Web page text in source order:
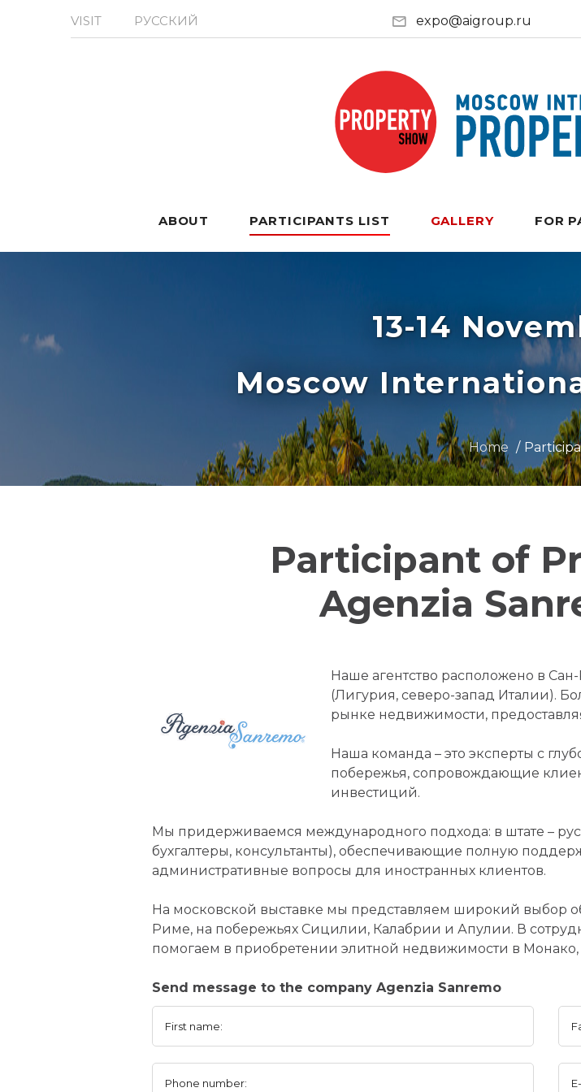
VISIT РУССКИЙ expo@aigroup.ru
ABOUT PARTICIPANTS LIST GALLERY FOR
13-14
Moscow
Home
Participant of
Agenzia
Наше агентство расположено в
(Лигурия, северо-запад Италии).
рынке недвижимости,
Наша команда – это эксперты с
побережья, сопровождающие
инвестиций.
Мы придерживаемся международного подхода: в штате –
бухгалтеры, консультанты), обеспечивающие полную
административные вопросы для иностранных клиентов.
На московской выставке мы представляем широкий выбор
Риме, на побережьях Сицилии, Калабрии и Апулии. В
помогаем в приобретении элитной недвижимости в Монако,
Send message to the company Agenzia Sanremo
First name:
Phone number: